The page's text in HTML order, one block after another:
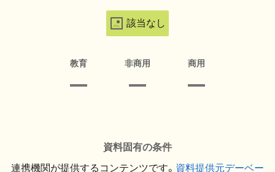
該当なし
教育 非商用 商用
資料固有の条件
連携機関が提供するコンテンツです。 資料提供元デーベー